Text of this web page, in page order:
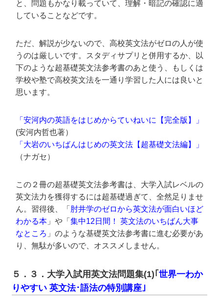
と、問題もかなり載っていて、理解・暗記の確認に適
していることなどです。
ただ、解説が少ないので、高校英文法がゼロの人が使
うのは厳しいです。スタディサプリと併用するか、以
下のような超基礎英文法参考書のあと使う、もしくは
学校や塾で高校英文法を一通り学習した人には良いと
思います。
「安河内の英語をはじめからていねいに【完全版】」
(安河内哲也著）
「大岩のいちばんはじめの英文法【超基礎文法編】」
（ナガセ）
この２冊の超基礎英文法参考書は、大学入試レベルの
英文法力を獲得するには超基礎過ぎて、全然足りませ
ん。習得後、「 肘井学のゼロから英文法が面白いほど
わかる本 」や「 集中12日間！ 英文法のいちばん大事
なところ 」のような基礎英文法参考書に進む必要があ
り、無駄が多いので、オススメしません。
５．３．大学入試用英文法問題集(1)｢ 世界一わか
りやすい 英文法･語法の特別講座｣